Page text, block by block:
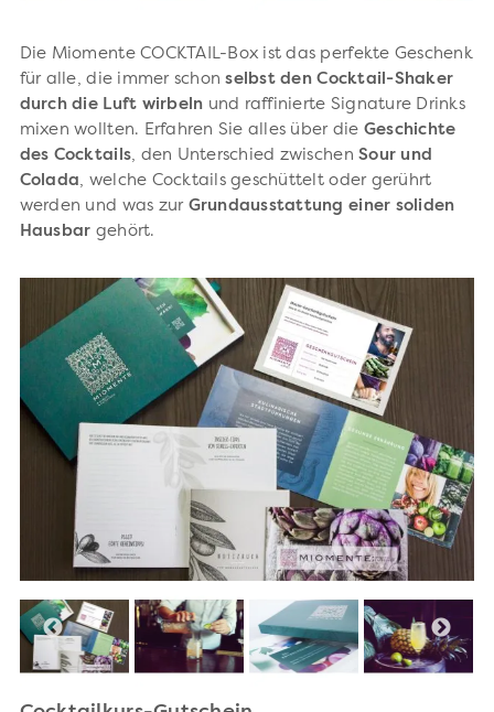
Die Miomente COCKTAIL-Box ist das perfekte Geschenk
für alle, die immer schonselbst den Cocktail-Shaker
durch die Luft wirbeln und raffinierte Signature Drinks
mixen wollten. Erfahren Sie alles über die Geschichte
des Cocktails, den Unterschied zwischenSour und
Colada, welche Cocktails geschüttelt oder gerührt
werden und was zur Grundausstattung einer soliden
Hausbar gehört.